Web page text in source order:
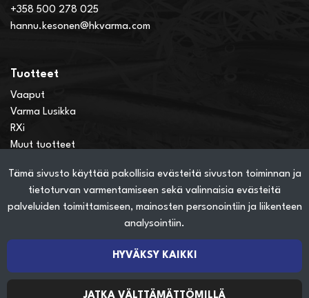
Tämä sivusto käyttää pakollisia evästeitä sivuston toiminnan ja
tietoturvan varmentamiseen sekä valinnaisia evästeitä
palveluiden toimittamiseen, mainosten personointiin ja liikenteen
analysointiin.
HYVÄKSY KAIKKI
JATKA VÄLTTÄMÄTTÖMILLÄ
+358 500 278 025
hannu.kesonen@hkvarma.com
Tuotteet
Vaaput
Varma Lusikka
RXi
Muut tuotteet
Verkkokauppainfo
Näin teet ostoksia verkkokaupassa
Tietosuojaseloste